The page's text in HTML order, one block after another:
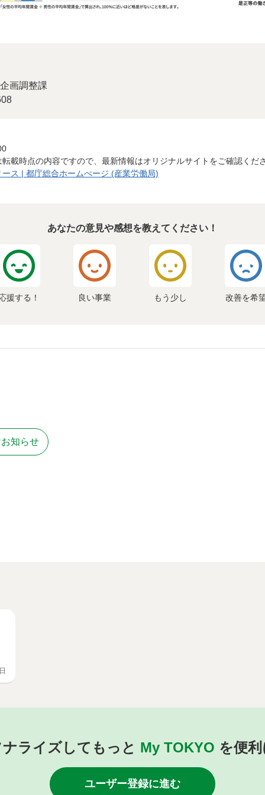
画調整課
載時点の内容ですので、最新情報はオリジナルサイトをご確認くだ
ス | 都庁総合ホームぺージ (産業労働局)
あなたの意見や感想を教えてください！
援する！ 良い事業 もう少し 改善を希
知らせ
ライズしてもっと My TOKYO を便
ユーザー登録に進む